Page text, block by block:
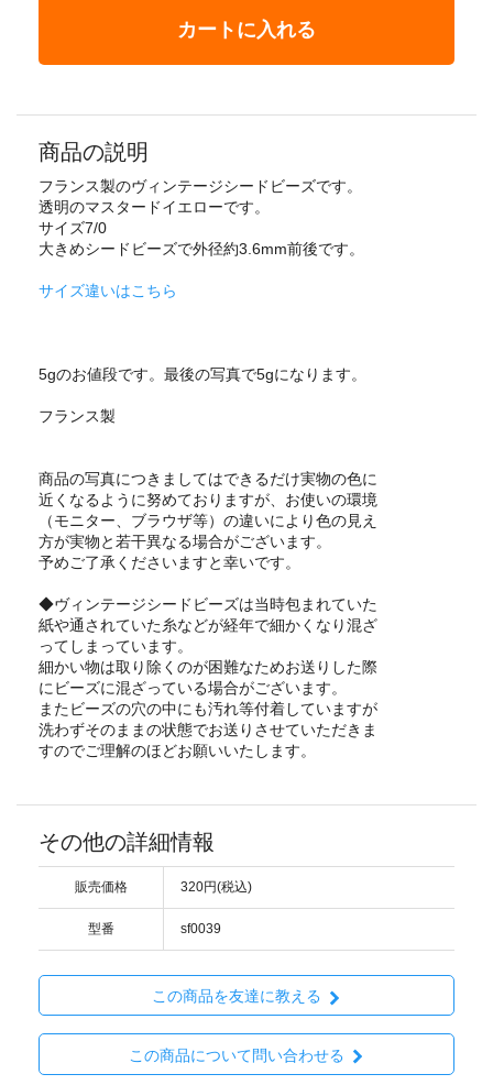
カートに入れる
商品の説明
フランス製のヴィンテージシードビーズです。
透明のマスタードイエローです。
サイズ7/0
大きめシードビーズで外径約3.6mm前後です。
サイズ違いはこちら
5gのお値段です。最後の写真で5gになります。
フランス製
商品の写真につきましてはできるだけ実物の色に
近くなるように努めておりますが、お使いの環境
（モニター、ブラウザ等）の違いにより色の見え
方が実物と若干異なる場合がございます。
予めご了承くださいますと幸いです。
◆ヴィンテージシードビーズは当時包まれていた
紙や通されていた糸などが経年で細かくなり混ざ
ってしまっています。
細かい物は取り除くのが困難なためお送りした際
にビーズに混ざっている場合がございます。
またビーズの穴の中にも汚れ等付着していますが
洗わずそのままの状態でお送りさせていただきま
すのでご理解のほどお願いいたします。
その他の詳細情報
販売価格 320円(税込)
型番 sf0039
この商品を友達に教える
この商品について問い合わせる